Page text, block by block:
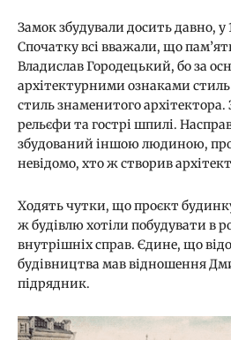
Замок збудували досить давно, у
Спочатку всі вважали, що
Владислав Городецький, боза
архітектурними ознаками стиль
стиль знаменитого
рельєфи та гострі шпилі.
збудований іншою людиною,
невідомо, хто ж створив
Ходять чутки, що проєкт
ж будівлю хотіли побудувати в
внутрішніх справ. Єдине, що
будівництва мав відношення
підрядник.